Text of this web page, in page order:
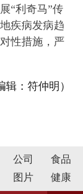
“利奇马”传
疾病发病趋
性措施，严
辑：符仲明）
公司
食品
图片 健康